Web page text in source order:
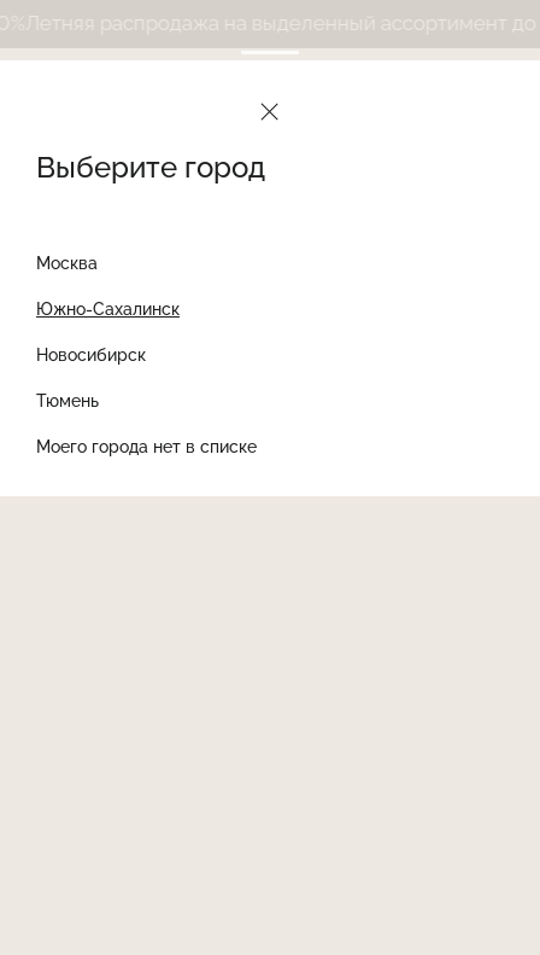
Выберите город
Москва
Южно-Сахалинск
Новосибирск
Тюмень
Моего города нет в списке
распродажа на выделенный ассортимент до